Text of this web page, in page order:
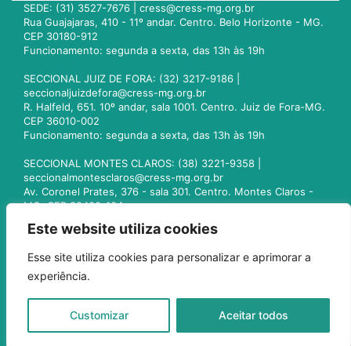
Este website utiliza cookies
Esse site utiliza cookies para personalizar e aprimorar a
experiência.
Customizar Aceitar todos
SEDE: (31) 3527-7676 | cress@cress-mg.org.br
Rua Guajajaras, 410 - 11º andar. Centro. Belo Horizonte - MG.
CEP 30180-912
Funcionamento: segunda a sexta, das 13h às 19h
SECCIONAL JUIZ DE FORA: (32) 3217-9186 |
seccionaljuizdefora@cress-mg.org.br
R. Halfeld, 651. 10º andar, sala 1001. Centro. Juiz de Fora-MG.
CEP 36010-002
Funcionamento: segunda a sexta, das 13h às 19h
SECCIONAL MONTES CLAROS: (38) 3221-9358 |
seccionalmontesclaros@cress-mg.org.br
Av. Coronel Prates, 376 - sala 301. Centro. Montes Claros -
MG. CEP 39400-104
seccionaluberlandia@cress-mg.org.br
Av. Afonso Pena, 547 - sala 101. Uberlândia - MG. CEP